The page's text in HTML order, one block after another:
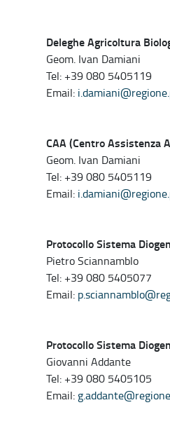
Deleghe Agricoltura
Geom. Ivan Damiani
Tel: +39 080 5405119
Email:
CAA (Centro Assistenza
Geom. Ivan Damiani
Tel: +39 080 5405119
Email:
Protocollo Sistema
Pietro Sciannamblo
Tel: +39 080 5405077
Email:
Protocollo Sistema
Giovanni Addante
Tel: +39 080 5405105
Email: